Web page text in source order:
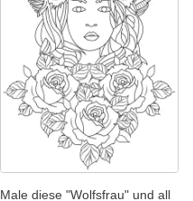
Male diese "Wolfsfrau" und all